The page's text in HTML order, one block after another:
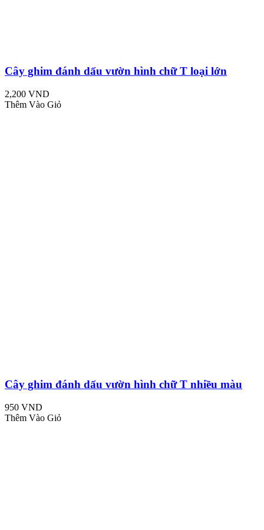
Cây ghim đánh dấu vườn hình chữ T loại lớn
2,200 VND
Thêm Vào Giỏ
Cây ghim đánh dấu vườn hình chữ T nhiều màu
950 VND
Thêm Vào Giỏ